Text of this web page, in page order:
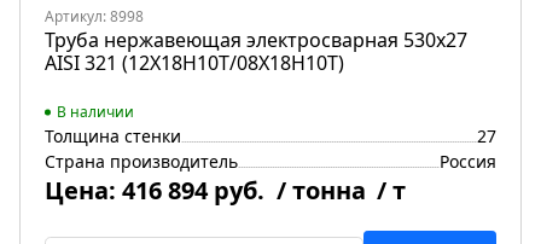
Артикул: 8998
Труба нержавеющая электросварная 530х27
AISI 321 (12Х18Н10Т/08Х18Н10Т)
В наличии
Толщина стенки
27
Страна производитель
Россия
Цена: 416 894 руб. / тонна / т